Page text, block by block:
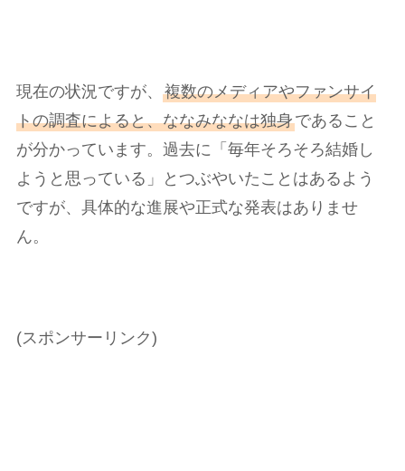
現在の状況ですが、 複数のメディアやファンサイ
トの調査によると、ななみななは独身であること
が分かっています。過去に「毎年そろそろ結婚し
ようと思っている」とつぶやいたことはあるよう
ですが、具体的な進展や正式な発表はありませ
ん。
(スポンサーリンク)